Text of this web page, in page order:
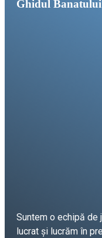
Ghidul Banatului
Suntem o echipă de
lucrat și lucrăm în